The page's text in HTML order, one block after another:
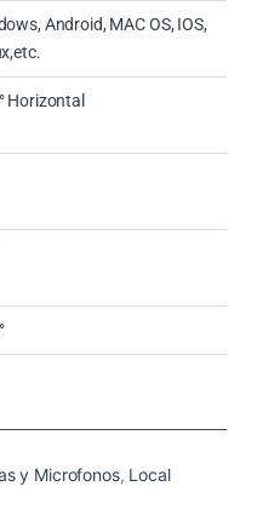
Android, MAC OS, IOS,
Horizontal
y Microfonos, Local